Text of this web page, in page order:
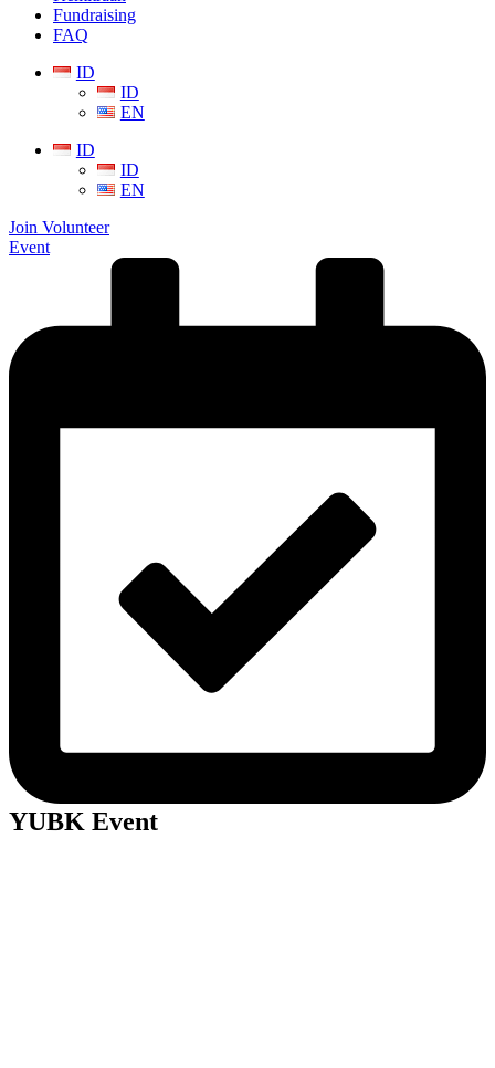
Fundraising
FAQ
ID
ID
EN
ID
ID
EN
Join Volunteer
Event
YUBK Event